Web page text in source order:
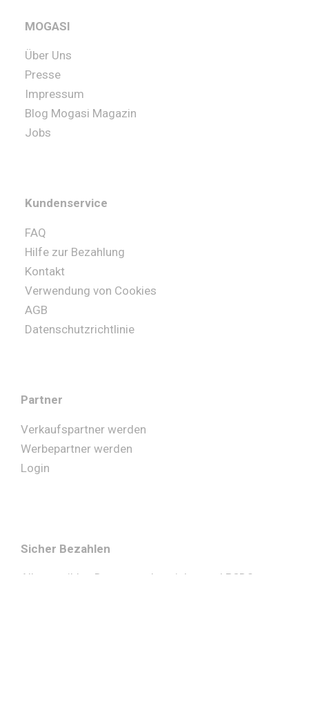
MOGASI
Über Uns
Presse
Impressum
Blog Mogasi Magazin
Jobs
Kundenservice
FAQ
Hilfe zur Bezahlung
Kontakt
Verwendung von Cookies
AGB
Datenschutzrichtlinie
Partner
Verkaufspartner werden
Werbepartner werden
Login
Sicher Bezahlen
Alle sensiblen Daten werden sicher und PSD2,